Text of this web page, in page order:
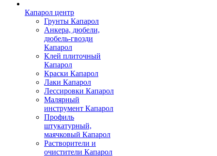
Капарол центр
Грунты Капарол
Анкера, дюбели,
дюбель-гвозди
Капарол
Клей плиточный
Капарол
Краски Капарол
Лаки Капарол
Лессировки Капарол
Малярный
инструмент Капарол
Профиль
штукатурный,
маячковый Капарол
Растворители и
очистители Капарол